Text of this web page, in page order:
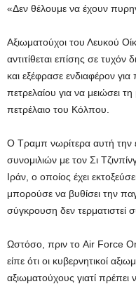
«Δεν θέλουμε να έχουν
Αξιωματούχοι του Λευκού
αντιτίθεται επίσης σε
και εξέφρασε ενδιαφέρον για
πετρελαίου για να μειώσει
πετρέλαιο του Κόλπου.
Ο Τραμπ νωρίτερα αυτή την
συνομιλιών με τον Σι
Ιράν, ο οποίος έχει
μπορούσε να βυθίσει την
σύγκρουση δεν τερματιστεί
Ωστόσο, πριν το Air Force
είπε ότι οι κυβερνητικοί
αξιωματούχους γιατί